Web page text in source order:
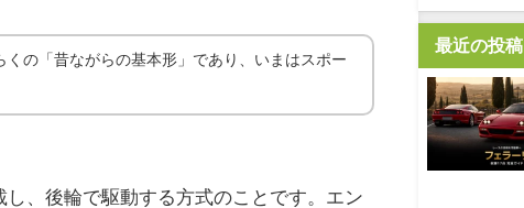
の「昔ながらの基本形」であり、いまはスポー
、後輪で駆動する方式のことです。エン
最近の投稿